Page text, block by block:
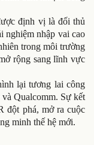
định vị là đối thủ
nghiệm nhập vai cao
trong môi trường
rộng sang lĩnh vực
lại tương lai công
Qualcomm. Sự kết
đột phá, mở ra cuộc
minh thế hệ mới.